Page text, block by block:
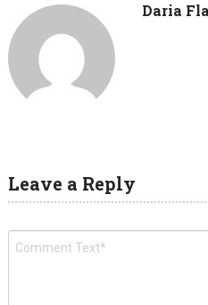
Daria
Leave a Reply